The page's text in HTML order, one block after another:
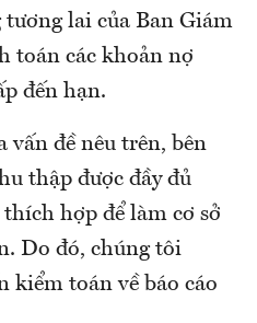
lai của Ban Giám
toán các khoản nợ
đến hạn.
vấn đề nêu trên, bên
thập được đầy đủ
hợp để làm cơ sở
Do đó, chúng tôi
kiểm toán về báo cáo